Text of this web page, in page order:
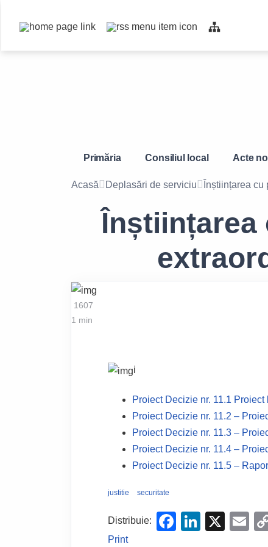
Top
bar
Primăria Consiliul local Acte
Acasă Deplasări de serviciu Înștiințarea
Înștiințarea
1607
1 min
i
Proiect Decizie nr. 11.1 Proiect
Proiect Decizie nr. 11.2 –
Proiect Decizie nr. 11.3 –
Proiect Decizie nr. 11.4 –
Proiect Decizie nr. 11.5 –
justitie securitate
Distribuie:
F
Li
X
E
Print